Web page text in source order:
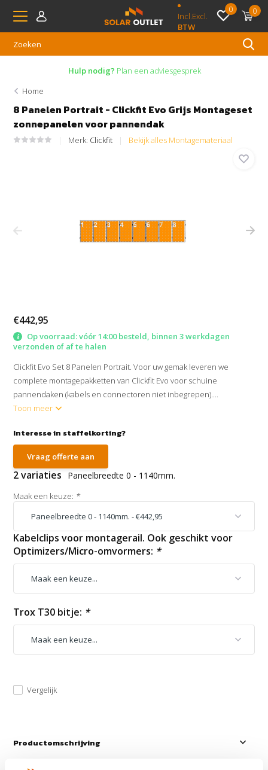
Incl.Excl.
BTW
0 0
Hulp nodig? Plan een adviesgesprek
Home
8 Panelen Portrait - Clickfit Evo Grijs Montageset
zonnepanelen voor pannendak
Merk: Clickfit Bekijk alles Montagemateriaal
€442,95
Op voorraad: vóór 14:00 besteld, binnen 3 werkdagen
verzonden of af te halen
Clickfit Evo Set 8 Panelen Portrait. Voor uw gemak leveren we
complete montagepakketten van Clickfit Evo voor schuine
pannendaken (kabels en connectoren niet inbegrepen)....
Toon meer
Interesse in staffelkorting?
Vraag offerte aan
2 variaties Paneelbreedte 0 - 1140mm.
Maak een keuze: *
Kabelclips voor montagerail. Ook geschikt voor
Optimizers/Micro-omvormers: *
Trox T30 bitje: *
Vergelijk
Productomschrijving